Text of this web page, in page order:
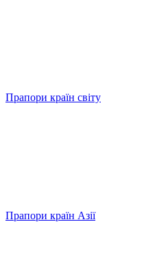
Прапори країн світу
Прапори країн Азії